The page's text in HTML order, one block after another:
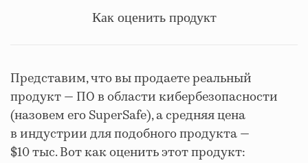
Как оценить продукт
Представим, что вы продаете реальный
продукт — ПО в области кибербезопасности
(назовем его SuperSafe), а средняя цена
в индустрии для подобного продукта —
$10 тыс. Вот как оценить этот продукт: